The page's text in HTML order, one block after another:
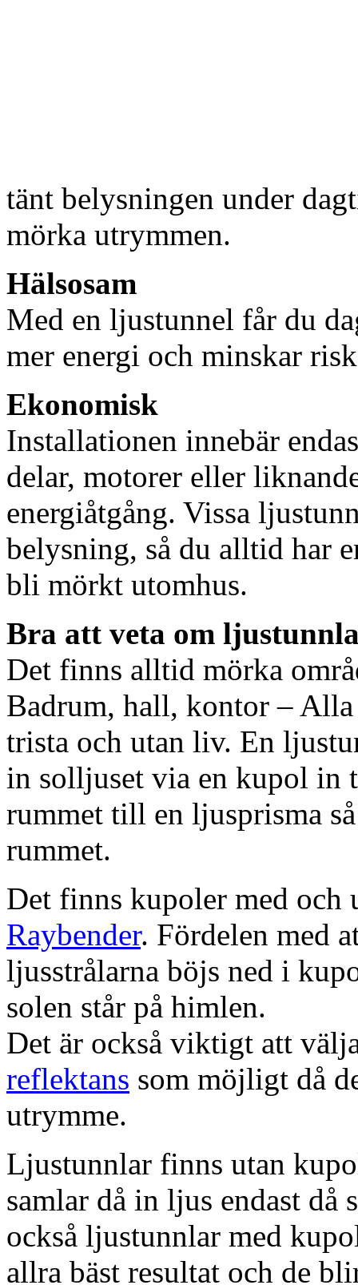
tänt belysningen under
mörka utrymmen.
Hälsosam
Med en ljustunnel får du
mer energi och minskar
Ekonomisk
Installationen innebär
delar, motorer eller
energiåtgång. Vissa
belysning, så du alltid har
bli mörkt utomhus.
Bra att veta om
Det finns alltid mörka
Badrum, hall, kontor – Alla
trista och utan liv. En
in solljuset via en kupol in
rummet till en ljusprisma
rummet.
Det finns kupoler med och
Raybender. Fördelen med
ljusstrålarna böjs ned i
solen står på himlen.
Det är också viktigt att
reflektans som möjligt då
utrymme.
Ljustunnlar finns utan
samlar då in ljus endast då
också ljustunnlar med
allra bäst resultat och de